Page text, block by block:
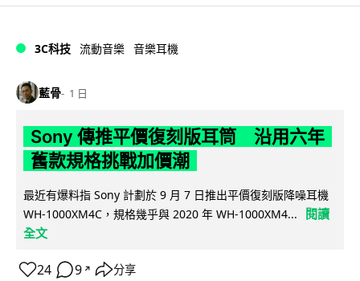
3C科技 流動音樂 音樂耳機
藍骨 1 日
Sony 傳推平價復刻版耳筒 沿用六年
舊款規格挑戰加價潮
最近有爆料指 Sony 計劃於 9 月 7 日推出平價復刻版降噪耳機
WH-1000XM4C，規格幾乎與 2020 年 WH-1000XM4...
閱讀
全文
24 9 ↗ 分享